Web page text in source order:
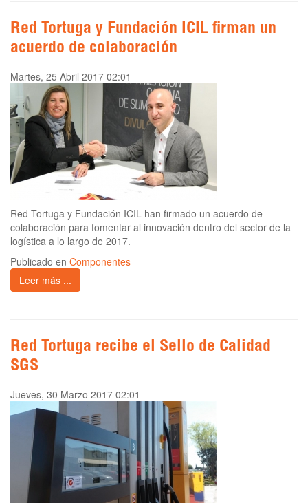
Red Tortuga y Fundación ICIL firman un
acuerdo de colaboración
Martes, 25 Abril 2017 02:01
Red Tortuga y Fundación ICIL han firmado un acuerdo de
colaboración para fomentar al innovación dentro del sector de la
logística a lo largo de 2017.
Publicado en Componentes
Leer más ...
Red Tortuga recibe el Sello de Calidad
SGS
Jueves, 30 Marzo 2017 02:01